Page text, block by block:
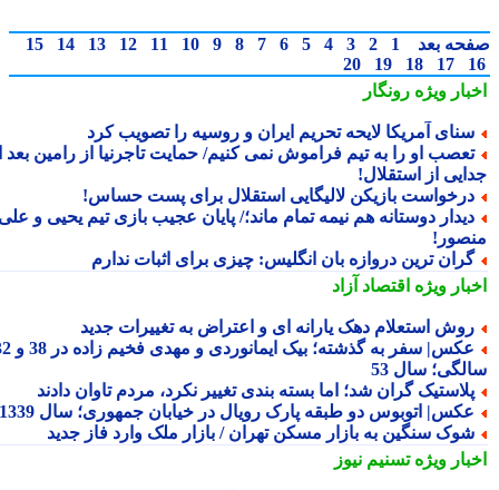
بعد 1
2
3
4
5
6
7
8
9
10
11
12
13
14
15
17
18
19
20
ویژهرونگار
آمریکا لایحه تحریم ایران و روسیه را تصویب کرد
او را به تیم فراموش نمی کنیم/ حمایت تاجرنیا از رامین بعد از
از استقلال!
بازیکن لالیگایی استقلال برای پست حساس!
دوستانه هم نیمه تمام ماند؛/ پایان عجیب بازی تیم یحیی و علی
ترین دروازه بان انگلیس: چیزی برای اثبات ندارم
ویژهاقتصاد آزاد
استعلام دهک یارانه ای و اعتراض به تغییرات جدید
عکس| سفر به گذشته؛ بیک ایمانوردی و مهدی فخیم زاده در 38 و 32
سال 53
گران شد؛ اما بسته بندی تغییر نکرد، مردم تاوان دادند
اتوبوس دو طبقه پارک رویال در خیابان جمهوری؛ سال 1339
سنگین به بازار مسکن تهران / بازار ملک وارد فاز جدید
ویژهتسنیم نیوز